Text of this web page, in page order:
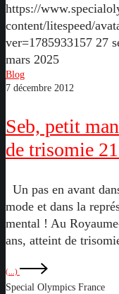
https://
content/litespeed/
ver=1785933157 27
mars 2025
Seb,
petit
atteint
de
trisomie
Blog
7 décembre 2012
Seb, petit
de trisomie
Un pas en avant
mode et dans la
mental ! Au
ans, atteint de
(...)
Special Olympics France